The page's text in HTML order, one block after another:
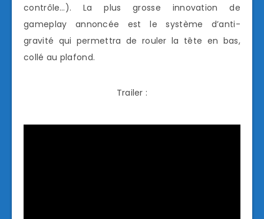
contrôle…). La plus grosse innovation de
gameplay annoncée est le système d’anti-
gravité qui permettra de rouler la tête en bas,
collé au plafond.
Trailer :